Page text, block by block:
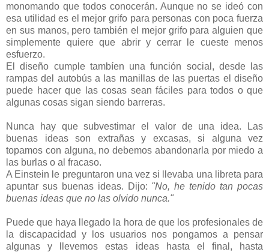
monomando que todos conocerán. Aunque no se ideó con
esa utilidad es el mejor grifo para personas con poca fuerza
en sus manos, pero también el mejor grifo para alguien que
simplemente quiere que abrir y cerrar le cueste menos
esfuerzo.
El diseño cumple tambíen una función social, desde las
rampas del autobús a las manillas de las puertas el diseño
puede hacer que las cosas sean fáciles para todos o que
algunas cosas sigan siendo barreras.
Nunca hay que subvestimar el valor de una idea. Las
buenas ideas son extrañas y excasas, si alguna vez
topamos con alguna, no debemos abandonarla por miedo a
las burlas o al fracaso.
A Einstein le preguntaron una vez si llevaba una libreta para
apuntar sus buenas ideas. Dijo: "No, he tenido tan pocas
buenas ideas que no las olvido nunca."
Puede que haya llegado la hora de que los profesionales de
la discapacidad y los usuarios nos pongamos a pensar
algunas y llevemos estas ideas hasta el final, hasta